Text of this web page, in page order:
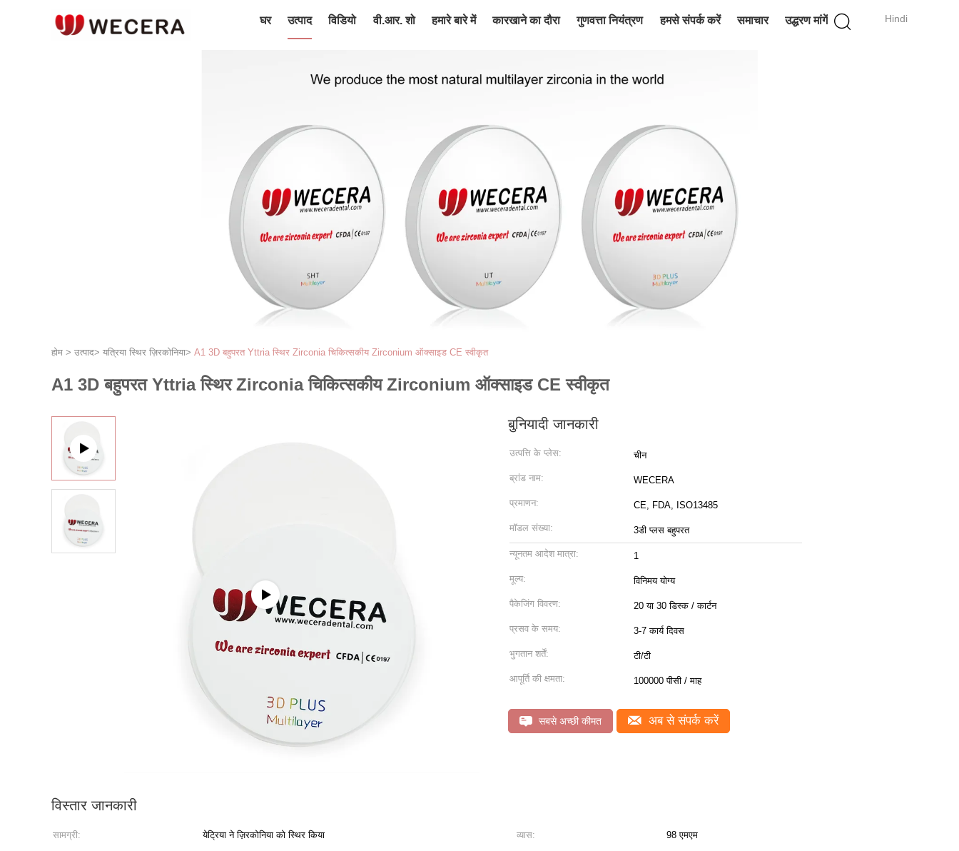
Hindi
घर उत्पाद विडियो वी.आर. शो हमारे बारे में कारखाने का दौरा गुणवत्ता नियंत्रण हमसे संपर्क करें समाचार उद्धरण मांगें
होम > उत्पाद> यत्रिया स्थिर ज़िरकोनिया> A1 3D बहुपरत Yttria स्थिर Zirconia चिकित्सकीय Zirconium ऑक्साइड CE स्वीकृत
A1 3D बहुपरत Yttria स्थिर Zirconia चिकित्सकीय Zirconium ऑक्साइड CE स्वीकृत
बुनियादी जानकारी
उत्पत्ति के प्लेस: चीन
ब्रांड नाम: WECERA
प्रमाणन: CE, FDA, ISO13485
मॉडल संख्या: 3डी प्लस बहुपरत
न्यूनतम आदेश मात्रा: 1
मूल्य: विनिमय योग्य
पैकेजिंग विवरण: 20 या 30 डिस्क / कार्टन
प्रसव के समय: 3-7 कार्य दिवस
भुगतान शर्तें: टी/टी
आपूर्ति की क्षमता: 100000 पीसी / माह
सबसे अच्छी कीमत अब से संपर्क करें
विस्तार जानकारी
सामग्री: येट्रिया ने ज़िरकोनिया को स्थिर किया व्यास:
98 एमएम